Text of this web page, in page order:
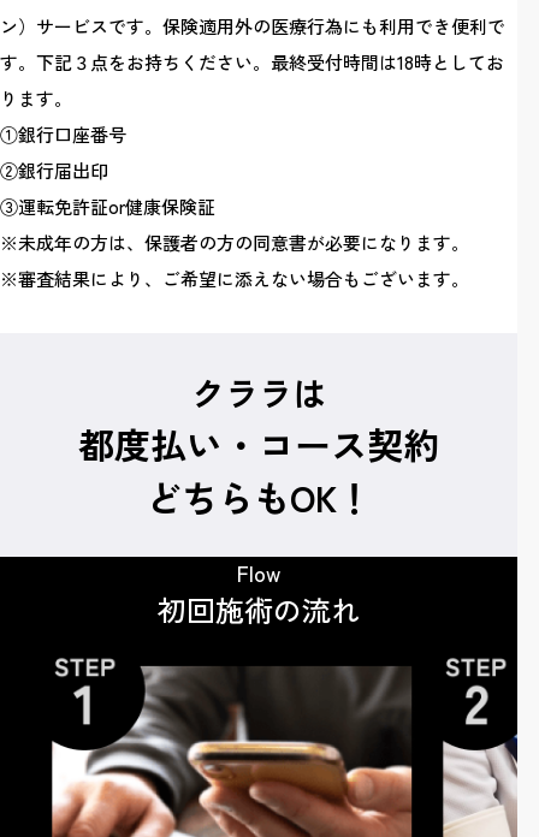
ン）サービスです。保険適用外の医療行為にも利用でき便利で
す。下記３点をお持ちください。最終受付時間は18時としてお
ります。
①銀行口座番号
②銀行届出印
③運転免許証or健康保険証
※未成年の方は、保護者の方の同意書が必要になります。
※審査結果により、ご希望に添えない場合もございます。
クララは
都度払い・コース契約
どちらもOK！
Flow
初回施術の流れ